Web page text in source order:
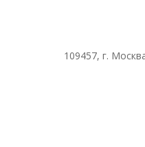
109457, г.